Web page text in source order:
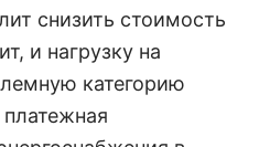
снизить стоимость
и нагрузку на
категорию